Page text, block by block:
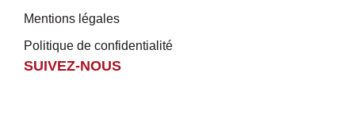
Mentions légales
Politique de confidentialité
SUIVEZ-NOUS